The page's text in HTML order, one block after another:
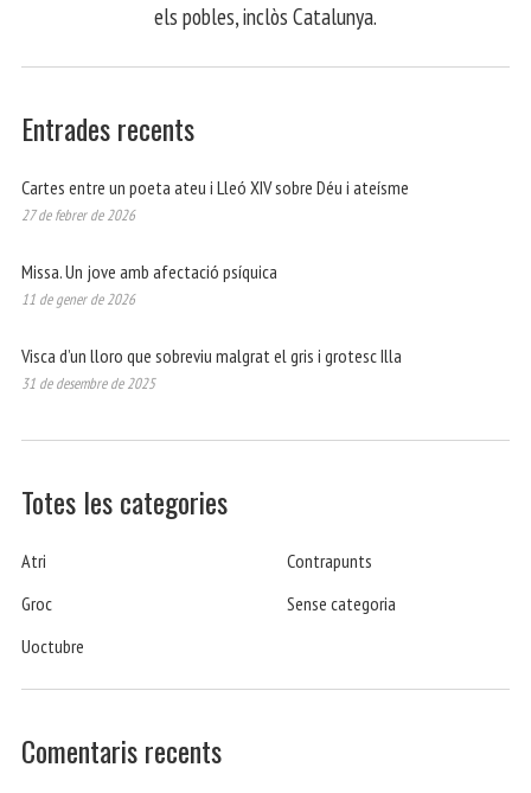
els pobles, inclòs Catalunya.
Entrades recents
Cartes entre un poeta ateu i Lleó XIV sobre Déu i ateísme
27 de febrer de 2026
Missa. Un jove amb afectació psíquica
11 de gener de 2026
Visca d’un lloro que sobreviu malgrat el gris i grotesc Illa
31 de desembre de 2025
Totes les categories
Atri
Contrapunts
Groc
Sense categoria
Uoctubre
Comentaris recents